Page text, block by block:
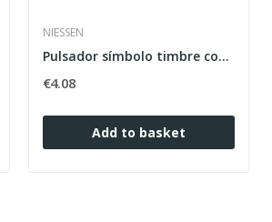
NIESSEN
Pulsador símbolo timbre con 1 módulo Zenit blanco
€4.08
Add to basket